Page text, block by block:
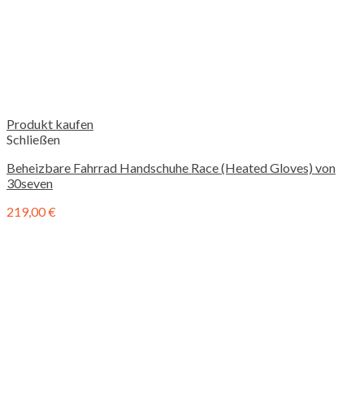
Produkt kaufen
Schließen
Beheizbare Fahrrad Handschuhe Race (Heated Gloves) von
30seven
219,00€